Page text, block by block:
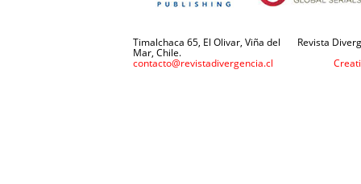
Timalchaca 65, El Olivar, Viña del
Mar, Chile.
contacto@revistadivergencia.cl
Revista